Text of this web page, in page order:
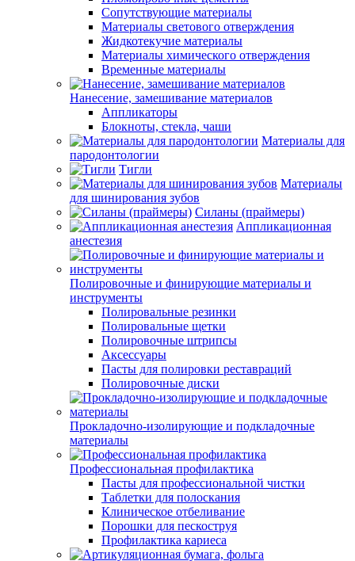
Сопутствующие материалы
Материалы светового отверждения
Жидкотекучие материалы
Материалы химического отверждения
Временные материалы
Нанесение, замешивание материалов
Аппликаторы
Блокноты, стекла, чаши
Материалы для
пародонтологии
Тигли
Материалы
для шинирования зубов
Силаны (праймеры)
Аппликационная
анестезия
Полировочные и финирующие материалы и
инструменты
Полировальные резинки
Полировальные щетки
Полировочные штрипсы
Аксессуары
Пасты для полировки реставраций
Полировочные диски
Прокладочно-изолирующие и подкладочные
материалы
Профессиональная профилактика
Пасты для профессиональной чистки
Таблетки для полоскания
Клиническое отбеливание
Порошки для пескоструя
Профилактика кариеса